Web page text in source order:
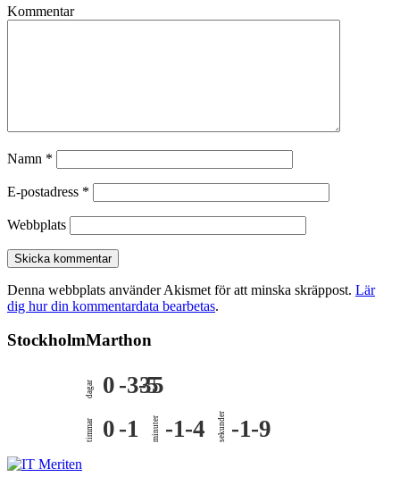
Kommentar
Namn *
E-postadress *
Webbplats
Denna webbplats använder Akismet för att minska skräppost. Lär
dig hur din kommentardata bearbetas.
StockholmMarthon
dagar 0 -335
-5
timmar 0 -1 minuter -1-4 sekunder -1-9